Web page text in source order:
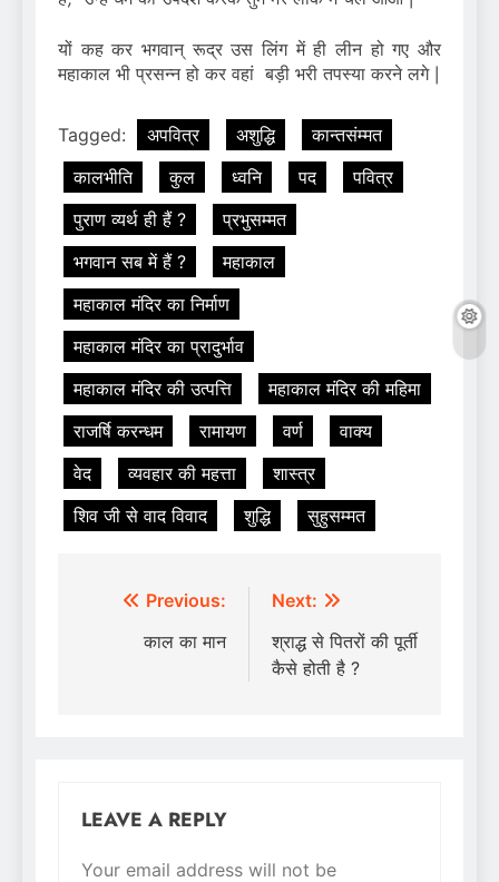
यों कह कर भगवान् रूद्र उस लिंग में ही लीन हो गए और
महाकाल भी प्रसन्न हो कर वहां बड़ी भरी तपस्या करने लगे |
Tagged: अपवित्र अशुद्धि
कान्तसंम्मत
कालभीति
कुल ध्वनि पद
पवित्र
पुराण व्यर्थ ही हैं ?
प्रभुसम्मत
भगवान सब में हैं ?
महाकाल
महाकाल मंदिर का निर्माण
महाकाल मंदिर का प्रादुर्भाव
महाकाल मंदिर की उत्पत्ति
महाकाल मंदिर की महिमा
राजर्षि करन्धम
रामायण वर्ण
वाक्य
वेद
व्यवहार की महत्ता
शास्त्र
शिव जी से वाद विवाद
शुद्धि सुहुसम्मत
Post
navigation
Previous:
काल का मान
Next:
श्राद्ध से पितरों की पूर्ती
कैसे होती है ?
LEAVE A REPLY
Your email address will not be
Alternative: